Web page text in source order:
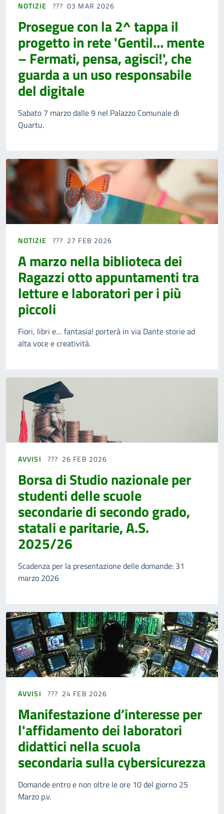
NOTIZIE 03 MAR 2026
Prosegue con la 2^ tappa il
progetto in rete 'Gentil… mente
– Fermati, pensa, agisci!', che
guarda a un uso responsabile
del digitale
Sabato 7 marzo dalle 9 nel Palazzo Comunale di
Quartu.
NOTIZIE 27 FEB 2026
A marzo nella biblioteca dei
Ragazzi otto appuntamenti tra
letture e laboratori per i più
piccoli
Fiori, libri e… fantasia! porterà in via Dante storie ad
alta voce e creatività.
AVVISI 26 FEB 2026
Borsa di Studio nazionale per
studenti delle scuole
secondarie di secondo grado,
statali e paritarie, A.S.
2025/26
Scadenza per la presentazione delle domande: 31
marzo 2026
AVVISI 24 FEB 2026
Manifestazione d’interesse per
l'affidamento dei laboratori
didattici nella scuola
secondaria sulla cybersicurezza
Domande entro e non oltre le ore 10 del giorno 25
Marzo p.v.